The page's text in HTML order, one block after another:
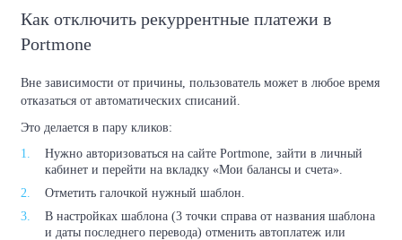
Как отключить рекуррентные платежи в
Portmone
Вне зависимости от причины, пользователь может в любое время
отказаться от автоматических списаний.
Это делается в пару кликов:
Нужно авторизоваться на сайте Portmone, зайти в личный
кабинет и перейти на вкладку «Мои балансы и счета».
Отметить галочкой нужный шаблон.
В настройках шаблона (3 точки справа от названия шаблона
и даты последнего перевода) отменить автоплатеж или